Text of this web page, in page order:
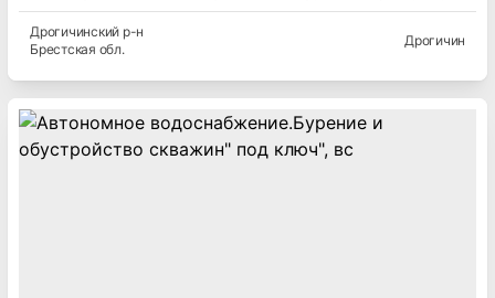
Дрогичинский р-н
Брестская обл.
Дрогичин